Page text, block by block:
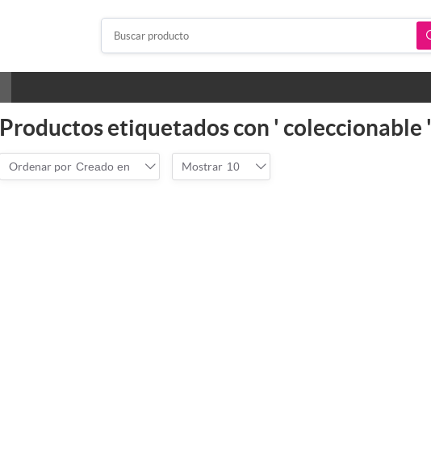
Productos etiquetados con ' coleccionable '
Ordenar por Creado en Mostrar 10